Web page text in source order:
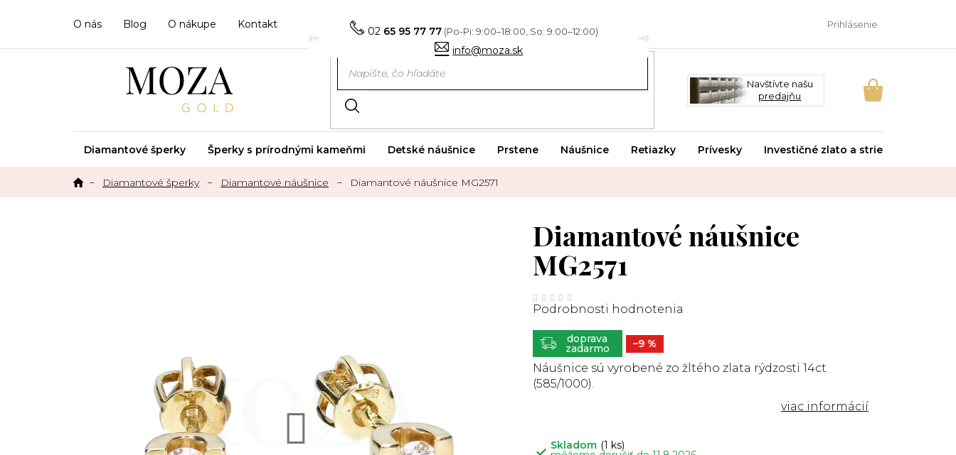
02 65 95 77 77
info@moza.sk
O nás Blog O nákupe Kontakt Prihlásenie
Navštívte našu
predajňu
NÁKUPNÝ
Diamantové šperky Šperky s prírodnými kameňmi Detské náušnice Prstene Náušnice Retiazky Prívesky Investičné zlato a striebro
Diamantové šperky Diamantové náušnice Diamantové náušnice MG2571
Skladom (1 ks)
Náušnice sú vyrobené zo žltého zlata rýdzosti 14ct
(585/1000).
Diamantové náušnice
MG2571
Priemerné
hodnotenie
produktu
0,0
hviezdičiek.
Podrobnosti hodnotenia
ZADARMO –9 %